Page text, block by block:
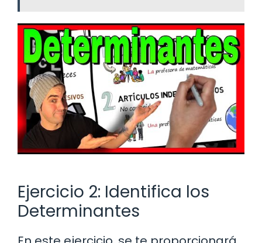
Ejercicio 2: Identifica los
Determinantes